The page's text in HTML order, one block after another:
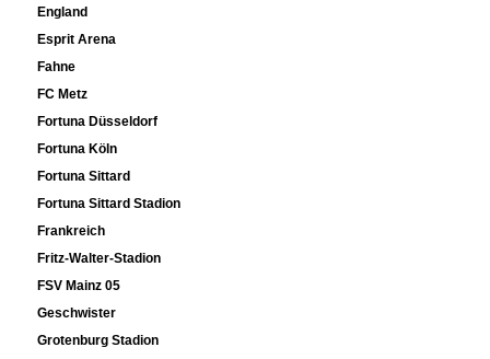
England
Esprit Arena
Fahne
FC Metz
Fortuna Düsseldorf
Fortuna Köln
Fortuna Sittard
Fortuna Sittard Stadion
Frankreich
Fritz-Walter-Stadion
FSV Mainz 05
Geschwister
Grotenburg Stadion